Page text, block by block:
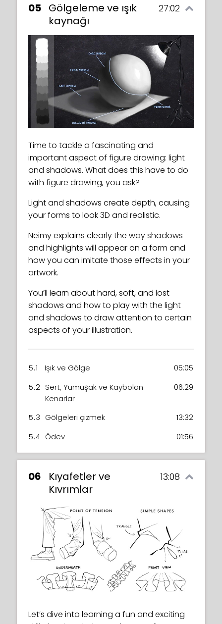
05 Gölgeleme ve ışık
kaynağı
27:02
Time to tackle a fascinating and
important aspect of figure drawing: light
and shadows. What does this have to do
with figure drawing, you ask?
Light and shadows create depth, causing
your forms to look 3D and realistic.
Neimy explains clearly the way shadows
and highlights will appear on a form and
how you can imitate those effects in your
artwork.
You’ll learn about hard, soft, and lost
shadows and how to play with the light
and shadows to draw attention to certain
aspects of your illustration.
5.1 Işık ve Gölge
05:05
5.2 Sert, Yumuşak ve Kaybolan
Kenarlar
06:29
5.3 Gölgeleri çizmek
13:32
5.4 Ödev 01:56
06
Kıyafetler ve
Kıvrımlar
13:08
Let’s dive into learning a fun and exciting